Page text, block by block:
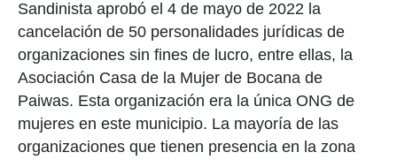
Sandinista aprobó el 4 de mayo de 2022 la
cancelación de 50 personalidades jurídicas de
organizaciones sin fines de lucro, entre ellas, la
Asociación Casa de la Mujer de Bocana de
Paiwas. Esta organización era la única ONG de
mujeres en este municipio. La mayoría de las
organizaciones que tienen presencia en la zona